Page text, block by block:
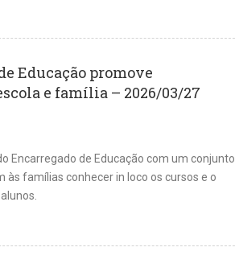
Educação promove
e família – 2026/03/27
Encarregado de Educação com um conjunto
às famílias conhecer in loco os cursos e o